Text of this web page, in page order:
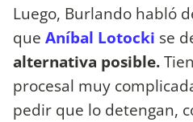
Luego, Burlando habló
que Aníbal Lotocki se
alternativa posible.
procesal muy
pedir que lo detengan,